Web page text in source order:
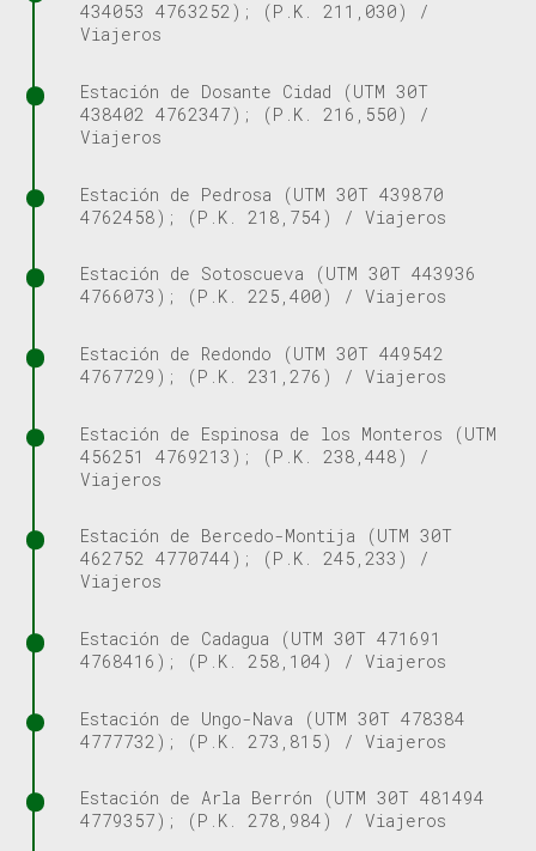
434053 4763252); (P.K. 211,030) /
Viajeros
Estación de Dosante Cidad (UTM 30T
438402 4762347); (P.K. 216,550) /
Viajeros
Estación de Pedrosa (UTM 30T 439870
4762458); (P.K. 218,754) / Viajeros
Estación de Sotoscueva (UTM 30T 443936
4766073); (P.K. 225,400) / Viajeros
Estación de Redondo (UTM 30T 449542
4767729); (P.K. 231,276) / Viajeros
Estación de Espinosa de los Monteros (UTM
456251 4769213); (P.K. 238,448) /
Viajeros
Estación de Bercedo-Montija (UTM 30T
462752 4770744); (P.K. 245,233) /
Viajeros
Estación de Cadagua (UTM 30T 471691
4768416); (P.K. 258,104) / Viajeros
Estación de Ungo-Nava (UTM 30T 478384
4777732); (P.K. 273,815) / Viajeros
Estación de Arla Berrón (UTM 30T 481494
4779357); (P.K. 278,984) / Viajeros